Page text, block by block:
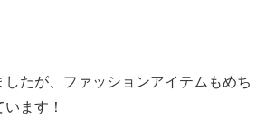
たが、ファッションアイテムもめち
ます！